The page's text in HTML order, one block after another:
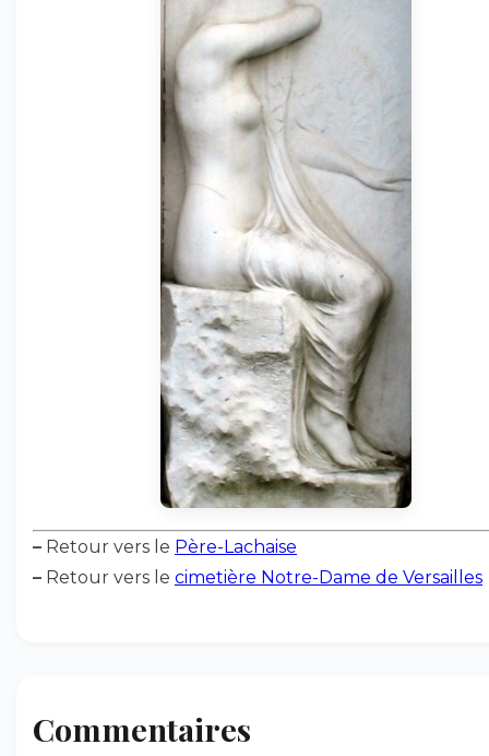
– Retour vers le Père-Lachaise
– Retour vers le cimetière Notre-Dame de Versailles
Commentaires